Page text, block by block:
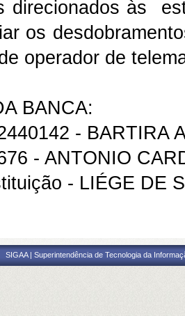
direcionados às
os
operador de
BANCA:
- BARTIRA
- ANTONIO
- LIÉGE DE
SIGAA | Superintendência de Tecnologia da